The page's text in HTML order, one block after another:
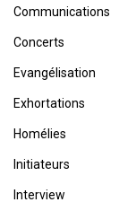
Communications
Concerts
Evangélisation
Exhortations
Homélies
Initiateurs
Interview